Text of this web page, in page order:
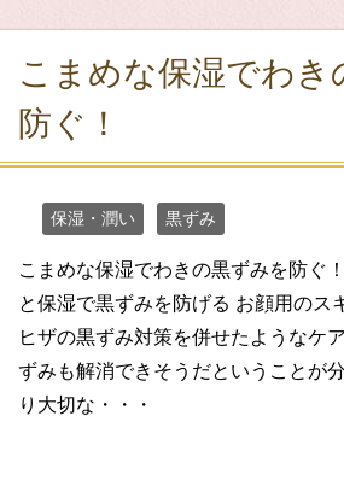
こまめな保湿でわき
防ぐ！
保湿・潤い 黒ずみ
こまめな保湿でわきの黒ずみを防ぐ
と保湿で黒ずみを防げる お顔用のス
ヒザの黒ずみ対策を併せたようなケ
ずみも解消できそうだということが
り大切な・・・